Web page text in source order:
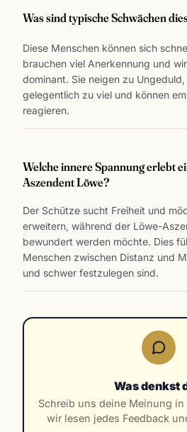
Was sind typische Schwächen
Diese Menschen können sich
brauchen viel Anerkennung und
dominant. Sie neigen zu
gelegentlich zu viel und können
reagieren.
Welche innere Spannung erlebt
Aszendent Löwe?
Der Schütze sucht Freiheit und
erweitern, während der Löwe-
bewundert werden möchte. Dies
Menschen zwischen Distanz und
und schwer festzulegen sind.
Was denkst
Schreib uns deine Meinung
wir lesen jedes Feedback